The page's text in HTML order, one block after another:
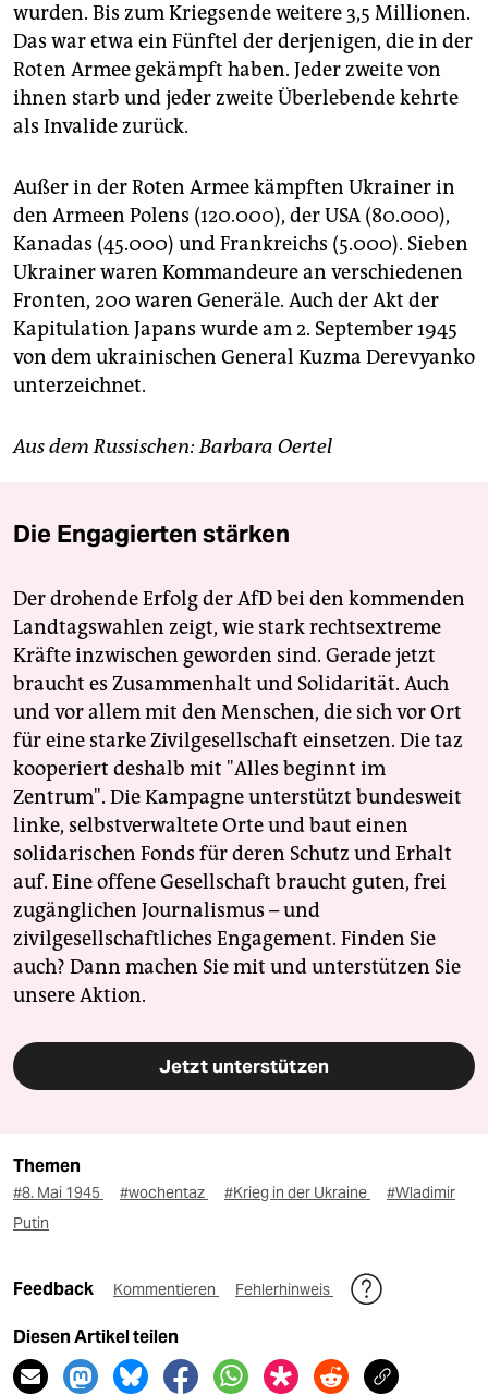
wurden. Bis zum Kriegsende weitere 3,5 Millionen.
Das war etwa ein Fünftel der derjenigen, die in der
Roten Armee gekämpft haben. Jeder zweite von
ihnen starb und jeder zweite Überlebende kehrte
als Invalide zurück.
Außer in der Roten Armee kämpften Ukrainer in
den Armeen Polens (120.000), der USA (80.000),
Kanadas (45.000) und Frankreichs (5.000). Sieben
Ukrainer waren Kommandeure an verschiedenen
Fronten, 200 waren Generäle. Auch der Akt der
Kapitulation Japans wurde am 2. September 1945
von dem ukrainischen General Kuzma Derevyanko
unterzeichnet.
Aus dem Russischen: Barbara Oertel
Die Engagierten stärken
Der drohende Erfolg der AfD bei den kommenden
Landtagswahlen zeigt, wie stark rechtsextreme
Kräfte inzwischen geworden sind. Gerade jetzt
braucht es Zusammenhalt und Solidarität. Auch
und vor allem mit den Menschen, die sich vor Ort
für eine starke Zivilgesellschaft einsetzen. Die taz
kooperiert deshalb mit "Alles beginnt im
Zentrum". Die Kampagne unterstützt bundesweit
linke, selbstverwaltete Orte und baut einen
solidarischen Fonds für deren Schutz und Erhalt
auf. Eine offene Gesellschaft braucht guten, frei
zugänglichen Journalismus – und
zivilgesellschaftliches Engagement. Finden Sie
auch? Dann machen Sie mit und unterstützen Sie
unsere Aktion.
Jetzt unterstützen
Themen
#8. Mai 1945 #wochentaz #Krieg in der Ukraine
#Wladimir
Putin
Feedback Kommentieren Fehlerhinweis
Diesen Artikel teilen